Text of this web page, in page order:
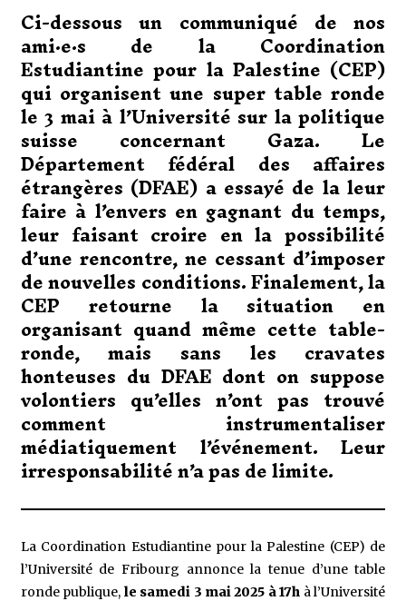
L
2
0
2
Ci-dessous un communiqué de nos
ami·e·s de la Coordination
Estudiantine pour la Palestine (CEP)
qui organisent une super table ronde
le 3 mai à l’Université sur la politique
suisse concernant Gaza. Le
Département fédéral des affaires
étrangères (DFAE) a essayé de la leur
faire à l’envers en gagnant du temps,
leur faisant croire en la possibilité
d’une rencontre, ne cessant d’imposer
de nouvelles conditions. Finalement, la
CEP retourne la situation en
organisant quand même cette table-
ronde, mais sans les cravates
honteuses du DFAE dont on suppose
volontiers qu’elles n’ont pas trouvé
comment instrumentaliser
médiatiquement l’événement. Leur
irresponsabilité n’a pas de limite.
La Coordination Estudiantine pour la Palestine (CEP) de
l’Université de Fribourg annonce la tenue d’une table
ronde publique, le samedi 3 mai 2025 à 17h à l’Université